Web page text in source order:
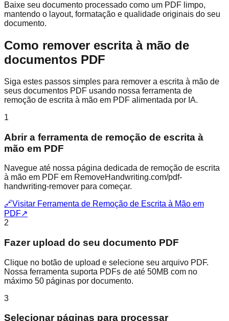
Baixe seu documento processado como um PDF limpo,
mantendo o layout, formatação e qualidade originais do seu
documento.
Como remover escrita à mão de
documentos PDF
Siga estes passos simples para remover a escrita à mão de
seus documentos PDF usando nossa ferramenta de
remoção de escrita à mão em PDF alimentada por IA.
1
Abrir a ferramenta de remoção de escrita à
mão em PDF
Navegue até nossa página dedicada de remoção de escrita
à mão em PDF em RemoveHandwriting.com/pdf-
handwriting-remover para começar.
🔗Visitar Ferramenta de Remoção de Escrita à Mão em
PDF↗
2
Fazer upload do seu documento PDF
Clique no botão de upload e selecione seu arquivo PDF.
Nossa ferramenta suporta PDFs de até 50MB com no
máximo 50 páginas por documento.
3
Selecionar páginas para processar